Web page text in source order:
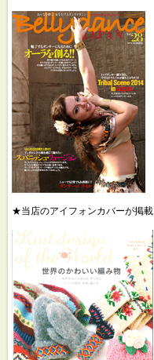
★当店のアイフォンカバーが掲載